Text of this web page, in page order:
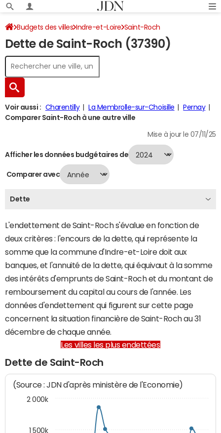
Budgets des villes Indre-et-Loire Saint-Roch
Dette au 31/12/2024
Dette de Saint-Roch (37390)
Voir aussi : Charentilly La Membrolle-sur-Choisille
Pernay
Comparer Saint-Roch à une autre ville
Mise à jour le 07/11/25
Afficher les données budgétaires de
Comparer avec
Dette
L'endettement de Saint-Roch s'évalue en fonction de
deux critères : l'encours de la dette, qui représente la
somme que la commune d'Indre-et-Loire doit aux
banques, et l'annuité de la dette, qui équivaut à la somme
des intérêts d'emprunts de Saint-Roch et du montant de
remboursement du capital au cours de l'année. Les
données d'endettement qui figurent sur cette page
concernent la situation financière de Saint-Roch au 31
décembre de chaque année.
Les villes les plus endettées
Dette de Saint-Roch
(Source : JDN d'après ministère de l'Economie)
1 500k
2 000k